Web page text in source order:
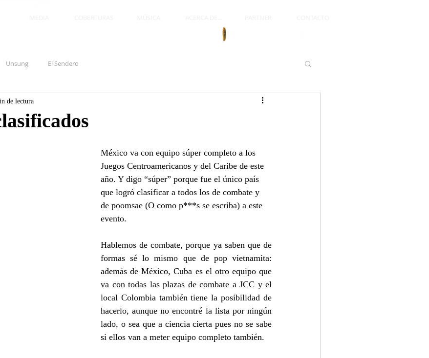
Unsung El Sendero
de lectura
México va con equipo súper completo a los
Juegos Centroamericanos y del Caribe de este
año. Y digo “súper” porque fue el único país
que logró clasificar a todos los de combate y
de poomsae (O como p***s se escriba) a este
evento.
Hablemos de combate, porque ya saben que de
formas sé lo mismo que de pop vietnamita:
además de México, Cuba es el otro equipo que
va con todas las plazas de combate a JCC y el
local Colombia también tiene la posibilidad de
hacerlo, aunque no encontré la lista por ningún
lado, o sea que a ciencia cierta pues no se sabe
si ellos van a meter equipo completo también.